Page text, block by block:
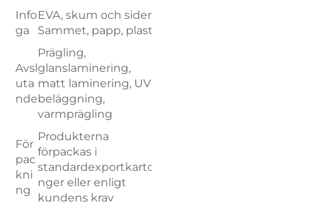
Info
ga
EVA, skum och siden.
Sammet, papp, plast
Avsl
uta
nde
Prägling,
glanslaminering,
matt laminering, UV-
beläggning,
varmprägling
För
pac
kni
ng
Produkterna
förpackas i
standardexportkarto
nger eller enligt
kundens krav